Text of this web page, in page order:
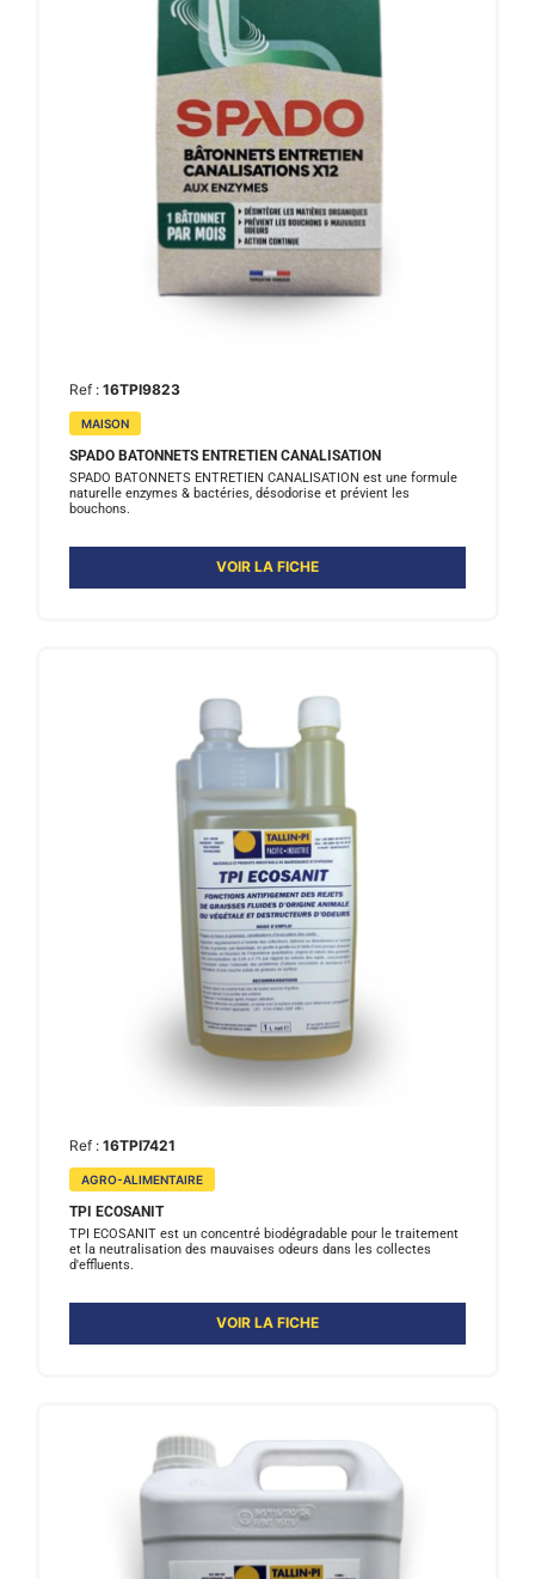
Ref : 16TPI9823
MAISON
SPADO BATONNETS ENTRETIEN CANALISATION
SPADO BATONNETS ENTRETIEN CANALISATION est une formule
naturelle enzymes & bactéries, désodorise et prévient les
bouchons.
VOIR LA FICHE
Ref : 16TPI7421
AGRO-ALIMENTAIRE
TPI ECOSANIT
TPI ECOSANIT est un concentré biodégradable pour le traitement
et la neutralisation des mauvaises odeurs dans les collectes
d'effluents.
VOIR LA FICHE